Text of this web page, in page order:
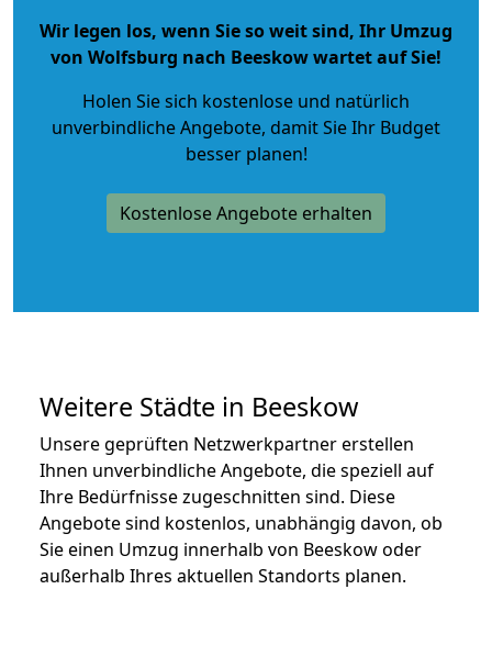
Wir legen los, wenn Sie so weit sind, Ihr Umzug
von Wolfsburg nach Beeskow wartet auf Sie!
Holen Sie sich kostenlose und natürlich
unverbindliche Angebote, damit Sie Ihr Budget
besser planen!
Kostenlose Angebote erhalten
Weitere Städte in Beeskow
Unsere geprüften Netzwerkpartner erstellen
Ihnen unverbindliche Angebote, die speziell auf
Ihre Bedürfnisse zugeschnitten sind. Diese
Angebote sind kostenlos, unabhängig davon, ob
Sie einen Umzug innerhalb von Beeskow oder
außerhalb Ihres aktuellen Standorts planen.